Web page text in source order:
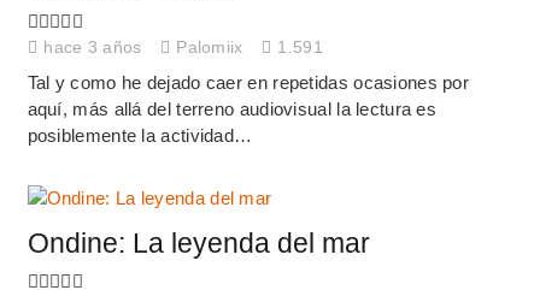
hace 3 años Palomiix 1.591
Tal y como he dejado caer en repetidas ocasiones por
aquí, más allá del terreno audiovisual la lectura es
posiblemente la actividad…
Ondine: La leyenda del mar